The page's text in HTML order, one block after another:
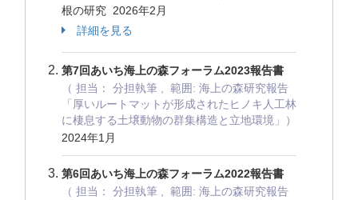
根の研究 2026年2月
詳細を見る
第7回あいち海上の森フォーラム2023報告書
（ 担当： 分担執筆 , 範囲: 海上の森研究報告
「厚いルートマットが形成されたヒノキ人工林
に棲息する土壌動物の群集構造と立地環境」）
2024年1月
第6回あいち海上の森フォーラム2022報告書
（ 担当： 分担執筆 , 範囲: 海上の森研究報告